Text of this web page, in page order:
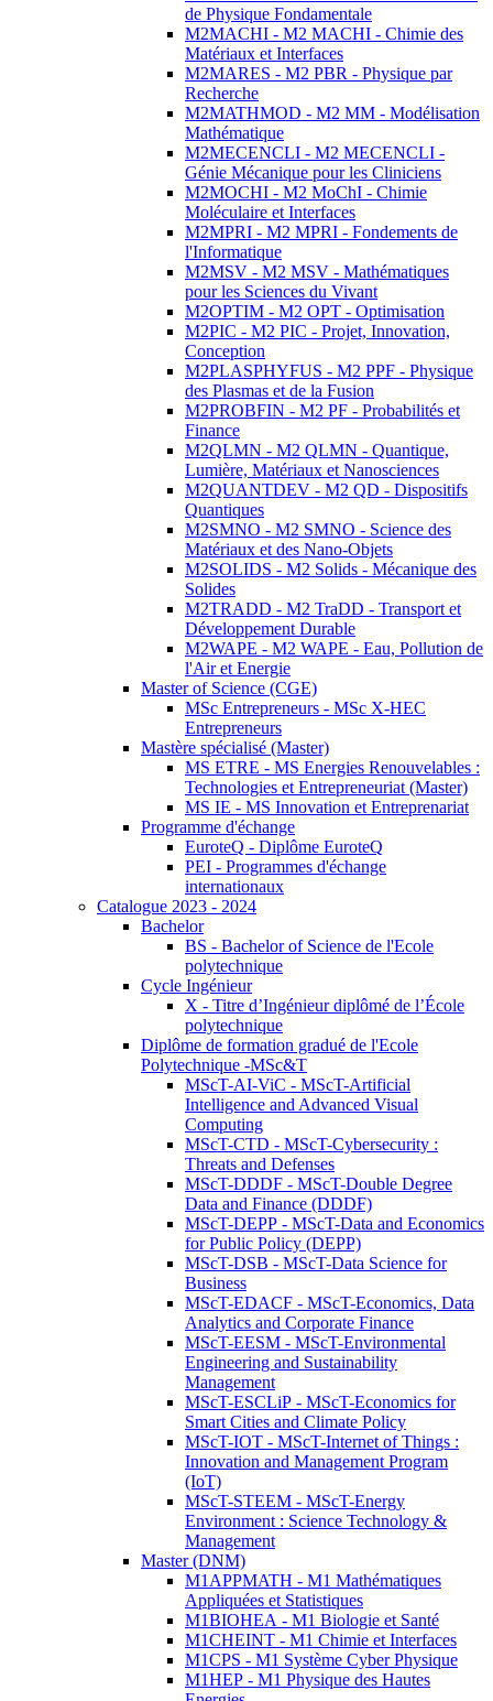
de Physique Fondamentale
M2MACHI - M2 MACHI - Chimie des
Matériaux et Interfaces
M2MARES - M2 PBR - Physique par
Recherche
M2MATHMOD - M2 MM - Modélisation
Mathématique
M2MECENCLI - M2 MECENCLI -
Génie Mécanique pour les Cliniciens
M2MOCHI - M2 MoChI - Chimie
Moléculaire et Interfaces
M2MPRI - M2 MPRI - Fondements de
l'Informatique
M2MSV - M2 MSV - Mathématiques
pour les Sciences du Vivant
M2OPTIM - M2 OPT - Optimisation
M2PIC - M2 PIC - Projet, Innovation,
Conception
M2PLASPHYFUS - M2 PPF - Physique
des Plasmas et de la Fusion
M2PROBFIN - M2 PF - Probabilités et
Finance
M2QLMN - M2 QLMN - Quantique,
Lumière, Matériaux et Nanosciences
M2QUANTDEV - M2 QD - Dispositifs
Quantiques
M2SMNO - M2 SMNO - Science des
Matériaux et des Nano-Objets
M2SOLIDS - M2 Solids - Mécanique des
Solides
M2TRADD - M2 TraDD - Transport et
Développement Durable
M2WAPE - M2 WAPE - Eau, Pollution de
l'Air et Energie
Master of Science (CGE)
MSc Entrepreneurs - MSc X-HEC
Entrepreneurs
Mastère spécialisé (Master)
MS ETRE - MS Energies Renouvelables :
Technologies et Entrepreneuriat (Master)
MS IE - MS Innovation et Entreprenariat
Programme d'échange
EuroteQ - Diplôme EuroteQ
PEI - Programmes d'échange
internationaux
Catalogue 2023 - 2024
Bachelor
BS - Bachelor of Science de l'Ecole
polytechnique
Cycle Ingénieur
X - Titre d’Ingénieur diplômé de l’École
polytechnique
Diplôme de formation gradué de l'Ecole
Polytechnique -MSc&T
MScT-AI-ViC - MScT-Artificial
Intelligence and Advanced Visual
Computing
MScT-CTD - MScT-Cybersecurity :
Threats and Defenses
MScT-DDDF - MScT-Double Degree
Data and Finance (DDDF)
MScT-DEPP - MScT-Data and Economics
for Public Policy (DEPP)
MScT-DSB - MScT-Data Science for
Business
MScT-EDACF - MScT-Economics, Data
Analytics and Corporate Finance
MScT-EESM - MScT-Environmental
Engineering and Sustainability
Management
MScT-ESCLiP - MScT-Economics for
Smart Cities and Climate Policy
MScT-IOT - MScT-Internet of Things :
Innovation and Management Program
(IoT)
MScT-STEEM - MScT-Energy
Environment : Science Technology &
Management
Master (DNM)
M1APPMATH - M1 Mathématiques
Appliquées et Statistiques
M1BIOHEA - M1 Biologie et Santé
M1CHEINT - M1 Chimie et Interfaces
M1CPS - M1 Système Cyber Physique
M1HEP - M1 Physique des Hautes